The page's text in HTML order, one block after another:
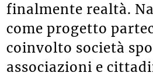
finalmente realtà.
come progetto
coinvolto società
associazioni e